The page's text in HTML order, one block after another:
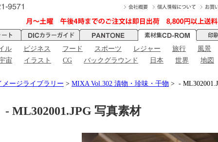
ル ビジネス フード スポーツ レジャー 旅行
風景
宙
イラスト CG バックグラウンド 日本 世界 地図
ージライブラリー > MIXA Vol.302 漬物・珍味・干物 > -
- ML302001.JPG 写真素材